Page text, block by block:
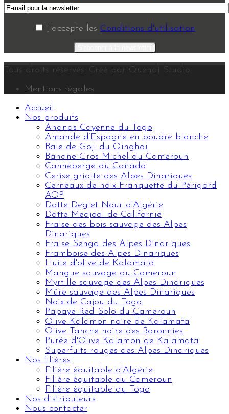
J'accepte les Conditions d'utilisation
Tous droits réservés. Créé par Quendi Studio.
Mentions légales
Accueil
Nos produits
Ananas Cayenne du Togo
Amande d’Espagne en poudre blanche
Baie de Goji du Qinghai
Banane Gros Michel du Cameroun
Canneberge du Canada
Cerise griotte des Alpes Dinariques
Cerneaux de noix Franquette du Périgord
AOP
Datte Deglet Nour d'Algérie
Datte Medjool de Californie
Fraise des bois sauvage des Alpes
Dinariques
Fraise Senga des Alpes Dinariques
Framboise des Alpes Dinariques
Huile d'olive de Kalamata
Mangue sauvage du Cameroun
Myrtille sauvage des Alpes Dinariques
Mûre sauvage des Alpes Dinariques
Noix de Cajou du Togo
Papaye Red Solo du Cameroun
Olive Kalamon noire de Kalamata
Olive Tanche noire des Baronnies
Purée d'Olive Kalamon de Kalamata
Superfuits rouges des Alpes Dinariques
Nos filières
Filière équitable d'Algérie
Filière équitable du Cameroun
Filière équitable du Togo
Nos distributeurs
Nous contacter